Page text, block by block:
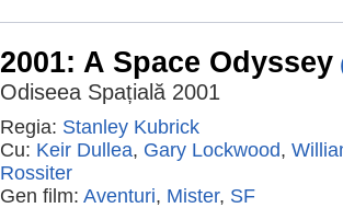
2001: A Space Odyssey
Odiseea Spațială 2001
Regia: Stanley Kubrick
Cu: Keir Dullea, Gary Lockwood,
Rossiter
Gen film: Aventuri, Mister, SF